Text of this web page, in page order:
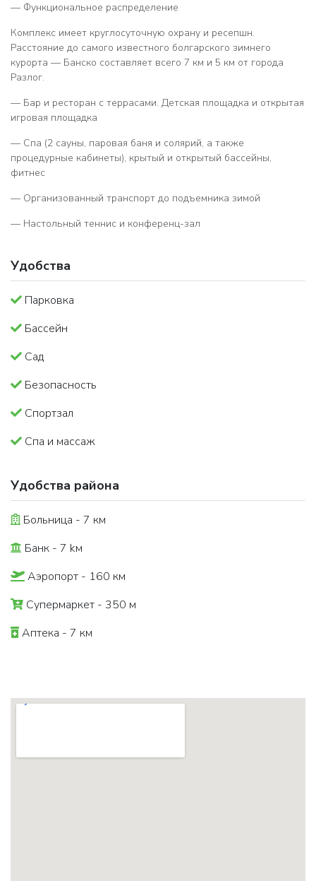
— Функциональное распределение
Комплекс имеет круглосуточную охрану и ресепшн.
Расстояние до самого известного болгарского зимнего
курорта — Банско составляет всего 7 км и 5 км от города
Разлог.
— Бар и ресторан с террасами. Детская площадка и открытая
игровая площадка
— Спа (2 сауны, паровая баня и солярий, а также
процедурные кабинеты), крытый и открытый бассейны,
фитнес
— Организованный транспорт до подъемника зимой
— Настольный теннис и конференц-зал
Удобства
Парковка
Бассейн
Сад
Безопасность
Спортзал
Спа и массаж
Удобства района
Больница - 7 км
Банк - 7 kм
Аэропорт - 160 км
Супермаркет - 350 м
Аптека - 7 км